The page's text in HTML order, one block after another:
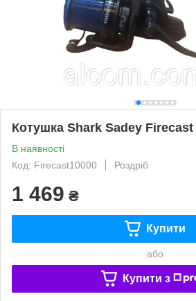
Котушка Shark Sadey
В наявності
Код: Firecast10000
Роздріб
1 469 ₴
Купити
або
Купити з